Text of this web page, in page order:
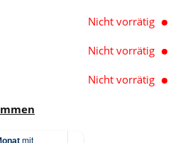
Nicht vorrätig
Nicht vorrätig
Nicht vorrätig